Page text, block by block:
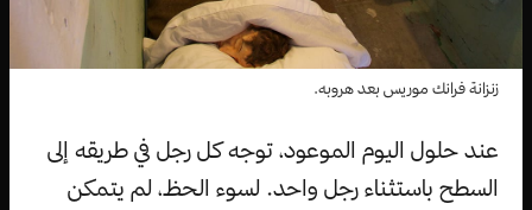
زنزانة فرانك موريس بعد هروبه.
عند حلول اليوم الموعود، توجه كل رجل في طريقه إلى
السطح باستثناء رجل واحد. لسوء الحظ، لم يتمكن